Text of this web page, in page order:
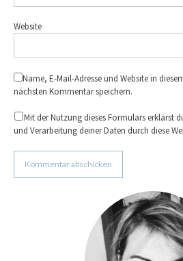
Website
Name, E-Mail-Adresse und Website in
nächsten Kommentar speichern.
Mit der Nutzung dieses Formulars erklärst
und Verarbeitung deiner Daten durch diese